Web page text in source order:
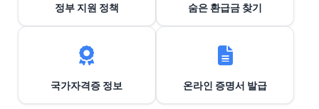
정부 지원 정책 숨은 환급금 찾기
국가자격증 정보 온라인 증명서 발급